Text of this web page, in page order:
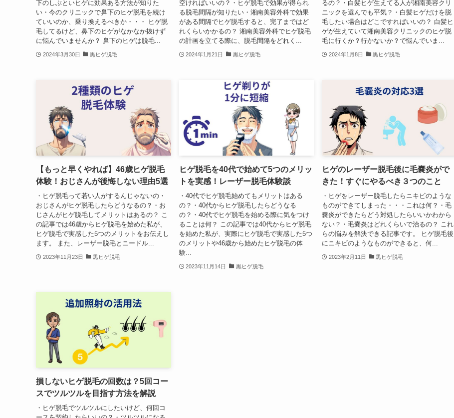
下のしぶといヒゲに効果ある方法が知りた
い・今のクリニックで鼻下のヒゲ脱毛を続け
ていいのか、乗り換えるべきか・・・ ヒゲ脱
毛してるけど、鼻下のヒゲがなかなか抜けず
に悩んでいませんか？ 鼻下のヒゲは脱毛...
2024年3月30日 黒ヒゲ脱毛
空ければいいの？・ヒゲ脱毛で効果が得られ
る脱毛間隔が知りたい・湘南美容外科で効果
がある間隔でヒゲ脱毛すると、完了まではど
れくらいかかるの？ 湘南美容外科でヒゲ脱毛
の計画を立てる際に、脱毛間隔をどれく...
2024年1月21日 黒ヒゲ脱毛
るの？・白髪ヒゲ生えてる人が湘南美容クリ
ニックを選んでも平気？・白髪ヒゲだけを脱
毛したい場合はどこですればいいの？ 白髪ヒ
ゲが生えていて湘南美容クリニックのヒゲ脱
毛に行くか？行かないか？で悩んでいま...
2024年1月8日 黒ヒゲ脱毛
【もっと早くやれば】46歳ヒゲ脱毛
体験！おじさんが後悔しない理由5選
・ヒゲ脱毛って若い人がするんじゃないの・
おじさんがヒゲ脱毛したらどうなるの？・お
じさんがヒゲ脱毛してメリットはあるの？ こ
の記事では46歳からヒゲ脱毛を始めた私が、
ヒゲ脱毛で実感した5つのメリットをお伝えし
ます。 また、レーザー脱毛とニードル...
2023年11月23日 黒ヒゲ脱毛
ヒゲ脱毛を40代で始めて5つのメリッ
トを実感！レーザー脱毛体験談
・40代でヒゲ脱毛始めてもメリットはある
の？・40代からヒゲ脱毛したらどうなる
の？・40代でヒゲ脱毛を始める際に気をつけ
ることは何？ この記事では40代からヒゲ脱毛
を始めた私が、実際にヒゲ脱毛で実感した5つ
のメリットや46歳から始めたヒゲ脱毛の体
験...
2023年11月14日 黒ヒゲ脱毛
ヒゲのレーザー脱毛後に毛嚢炎がで
きた！すぐにやるべき３つのこと
・ヒゲをレーザー脱毛したらニキビのような
ものができてしまった・・・これは何？・毛
嚢炎ができたらどう対処したらいいかわから
ない？・毛嚢炎はどれくらいで治るの？ これ
らの悩みを解決できる記事です。 ヒゲ脱毛後
にニキビのようなものができると、何...
2023年2月11日 黒ヒゲ脱毛
損しないヒゲ脱毛の回数は？5回コー
スでツルツルを目指す方法を解説
・ヒゲ脱毛でツルツルにしたいけど、何回コ